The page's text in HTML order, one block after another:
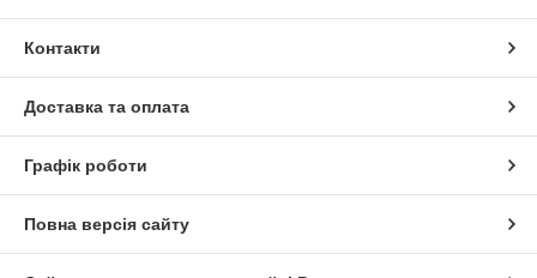
Контакти
Доставка та оплата
Графік роботи
Повна версія сайту